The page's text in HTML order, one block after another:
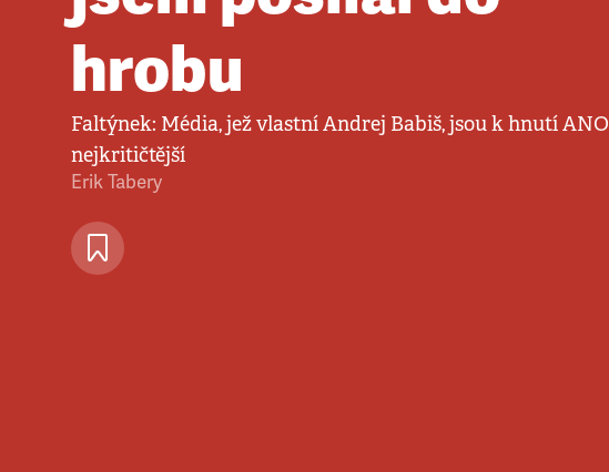
hrobu
Faltýnek: Média, jež vlastní Andrej Babiš, jsou k hnutí ANO
nejkritičtější
Erik Tabery